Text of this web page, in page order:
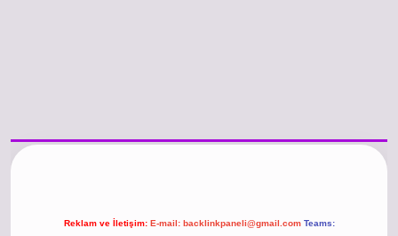
Reklam ve İletişim: E-mail: backlinkpaneli@gmail.com Teams: